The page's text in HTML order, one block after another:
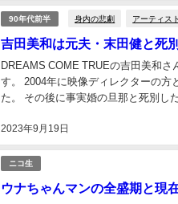
90年代前半 身内の悲劇 アーティス
吉田美和は元夫・末田健と死
2023年9月19日
DREAMS COME TRUEの吉田美和
す。 2004年に映像ディレクターの方
た。 その後に事実婚の旦那と死別し
ニコ生
ウナちゃんマンの全盛期と現